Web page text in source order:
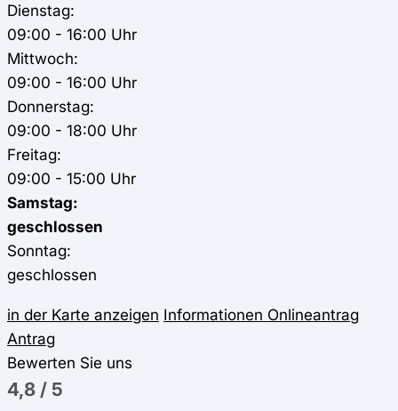
Dienstag:
09:00 - 16:00 Uhr
Mittwoch:
09:00 - 16:00 Uhr
Donnerstag:
09:00 - 18:00 Uhr
Freitag:
09:00 - 15:00 Uhr
Samstag:
geschlossen
Sonntag:
geschlossen
in der Karte anzeigen Informationen Onlineantrag
Antrag
Bewerten Sie uns
4,8 / 5